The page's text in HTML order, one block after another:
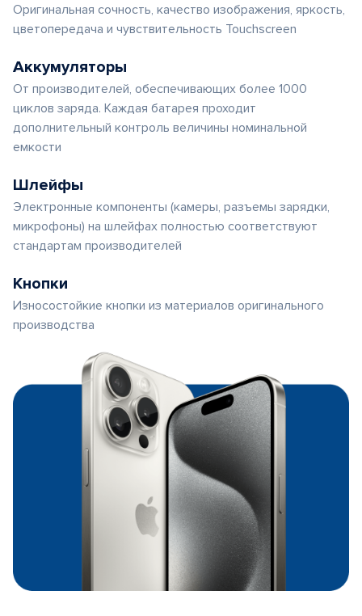
Оригинальная сочность, качество изображения, яркость,
цветопередача и чувствительность Touchscreen
Аккумуляторы
От производителей, обеспечивающих более 1000
циклов заряда. Каждая батарея проходит
дополнительный контроль величины номинальной
емкости
Шлейфы
Электронные компоненты (камеры, разъемы зарядки,
микрофоны) на шлейфах полностью соответствуют
стандартам производителей
Кнопки
Износостойкие кнопки из материалов оригинального
производства